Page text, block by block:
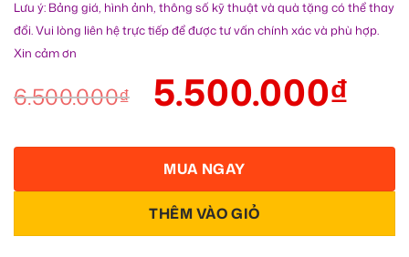
Lưu ý: Bảng giá, hình ảnh, thông số kỹ thuật và quà tặng có thể thay
đổi. Vui lòng liên hệ trực tiếp để được tư vấn chính xác và phù hợp.
Xin cảm ơn
6.500.000₫ 5.500.000₫
THÊM VÀO GIỎ
MUA NGAY